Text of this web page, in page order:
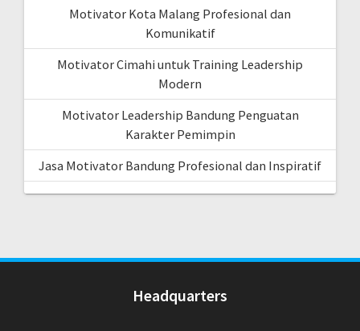
Motivator Kota Malang Profesional dan
Komunikatif
Motivator Cimahi untuk Training Leadership
Modern
Motivator Leadership Bandung Penguatan
Karakter Pemimpin
Jasa Motivator Bandung Profesional dan Inspiratif
Headquarters